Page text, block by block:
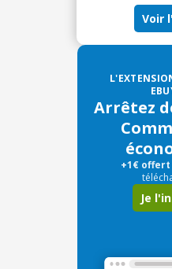
Voir
Arrêtez
+1€ offert
Je